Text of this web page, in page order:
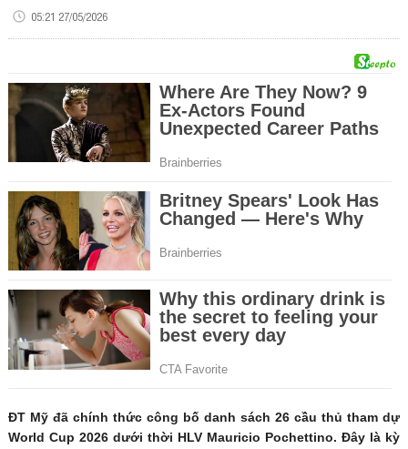
05:21 27/05/2026
ĐT Mỹ đã chính thức công bố danh sách 26 cầu thủ tham dự
World Cup 2026 dưới thời HLV Mauricio Pochettino. Đây là kỳ